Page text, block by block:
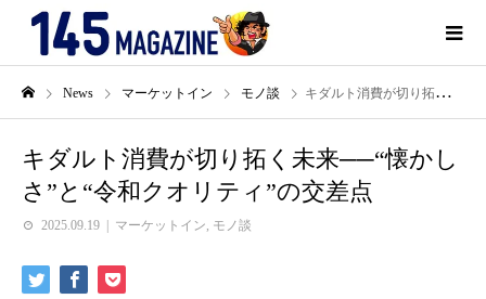
News マーケットイン モノ談 キダルト消費が切り拓く未来──“懐かしさ”と“令和クオリティ”の交差点
キダルト消費が切り拓く未来──“懐かし
さ”と“令和クオリティ”の交差点
2025.09.19 マーケットイン モノ談